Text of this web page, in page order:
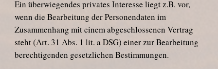
Ein überwiegendes privates Interesse liegt z.B. vor,
wenn die Bearbeitung der Personendaten im
Zusammenhang mit einem abgeschlossenen Vertrag
steht (Art. 31 Abs. 1 lit. a DSG) einer zur Bearbeitung
berechtigenden gesetzlichen Bestimmungen.